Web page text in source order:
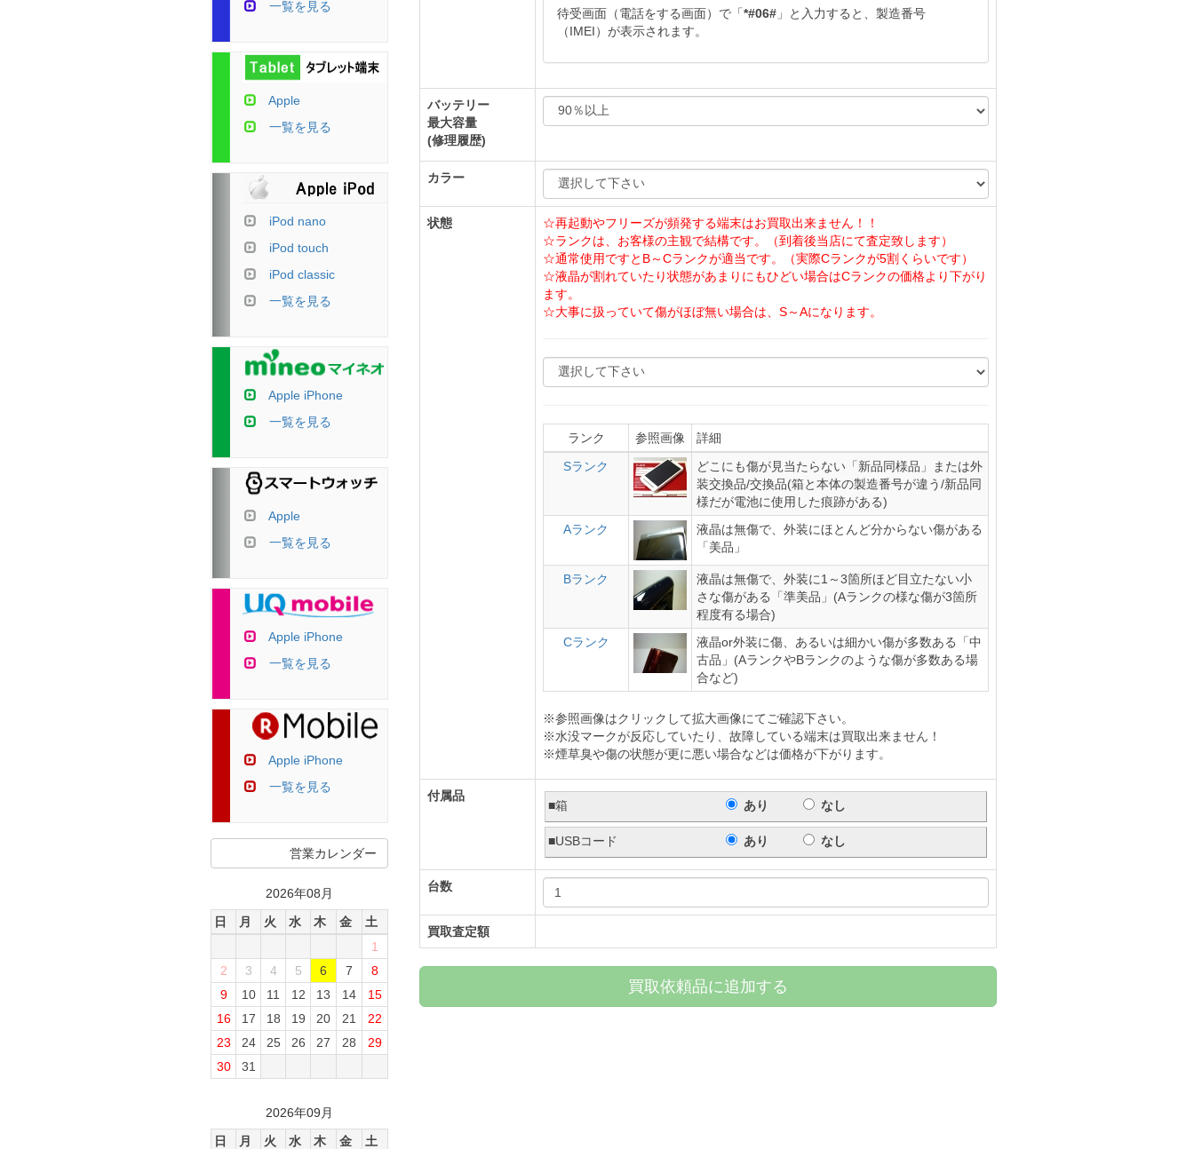
待受画面（電話をする画面）で「*#06# 」と入力すると、製造番号
（IMEI）が表示されます。
バッテリー
最大容量
(修理履歴)
カラー
状態
☆再起動やフリーズが頻発する端末はお買取出来ません！！
☆ランクは、お客様の主観で結構です。（到着後当店にて査定致します）
☆通常使用ですとB～Cランクが適当です。（実際Cランクが5割くらいです）
☆液晶が割れていたり状態があまりにもひどい場合はCランクの価格より下がり
ます。
☆大事に扱っていて傷がほぼ無い場合は、S～Aになります。
ランク 参照画像
詳細
Sランク
どこにも傷が見当たらない「新品同様品」または外
装交換品/交換品(箱と本体の製造番号が違う/新品同
様だが電池に使用した痕跡がある)
Aランク
液晶は無傷で、外装にほとんど分からない傷がある
「美品」
Bランク
液晶は無傷で、外装に1～3箇所ほど目立たない小
さな傷がある「準美品」(Aランクの様な傷が3箇所
程度有る場合)
Cランク
液晶or外装に傷、あるいは細かい傷が多数ある「中
古品」(AランクやBランクのような傷が多数ある場
合など)
※参照画像はクリックして拡大画像にてご確認下さい。
※水没マークが反応していたり、故障している端末は買取出来ません！
※煙草臭や傷の状態が更に悪い場合などは価格が下がります。
付属品
■箱 あり なし
■USBコード あり なし
台数
買取査定額
買取依頼品に追加する
一覧を見る
Apple
一覧を見る
iPod nano
iPod touch
iPod classic
一覧を見る
Apple iPhone
一覧を見る
Apple
一覧を見る
Apple iPhone
一覧を見る
Apple iPhone
一覧を見る
営業カレンダー
2026年08月
日
月 火 水 木 金
土
1
2
3 4 5 6 7
8
9
10 11 12 13 14
15
16
17 18 19 20 21
22
23
24 25 26 27 28
29
30
31
2026年09月
日
月 火 水 木 金 土